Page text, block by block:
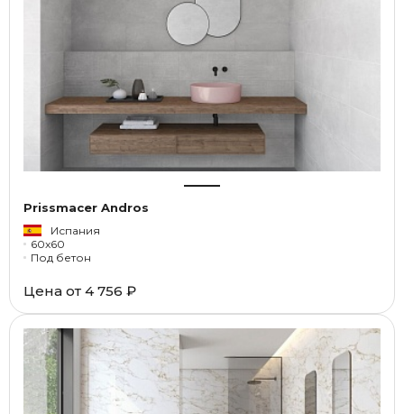
Prissmacer Andros
Испания
60x60
Под бетон
Цена от 4 756 ₽